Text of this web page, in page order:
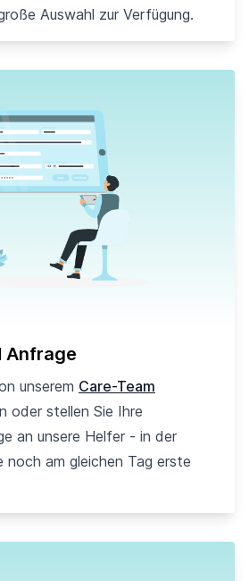
Auswahl zur Verfügung.
Anfrage
unserem Care-Team
oder stellen Sie Ihre
an unsere Helfer - in der
noch am gleichen Tag erste